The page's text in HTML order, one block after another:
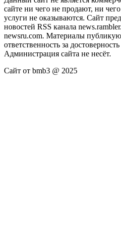
сайте ни чего не продают, ни
услуги не оказываются. Сайт
новостей RSS канала
newsru.com. Материалы
ответственность за
Администрация сайта не несёт.
Сайт от bmb3 @ 2025